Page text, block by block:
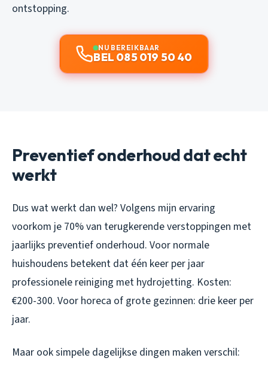
ontstopping.
NU BEREIKBAAR
BEL 085 019 50 40
Preventief onderhoud dat echt
werkt
Dus wat werkt dan wel? Volgens mijn ervaring
voorkom je 70% van terugkerende verstoppingen met
jaarlijks preventief onderhoud. Voor normale
huishoudens betekent dat één keer per jaar
professionele reiniging met hydrojetting. Kosten:
€200-300. Voor horeca of grote gezinnen: drie keer per
jaar.
Maar ook simpele dagelijkse dingen maken verschil: